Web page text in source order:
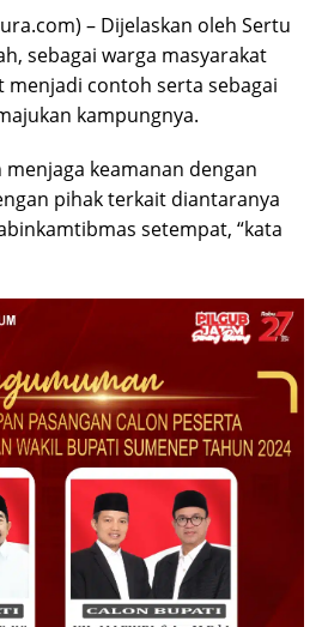
– Dijelaskan oleh Sertu
sebagai warga masyarakat
contoh serta sebagai
kampungnya.
keamanan dengan
pihak terkait diantaranya
setempat, “kata